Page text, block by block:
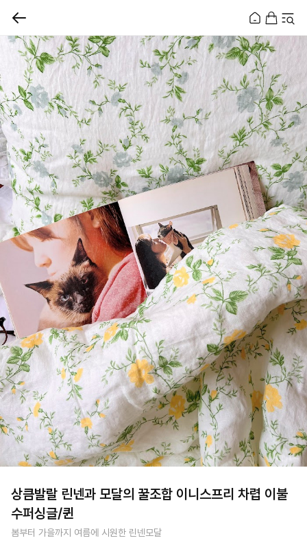
상큼발랄 린넨과 모달의 꿀조합 이니스프리 차렵 이불
수퍼싱글/퀸
봄부터 가을까지 여름에 시원한 린넨모달